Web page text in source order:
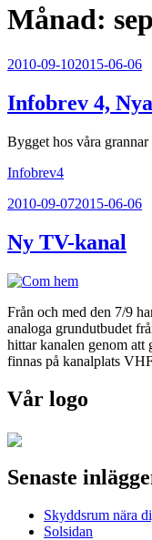
Månad:
Publicerat
2010-09-102015-06-06
Infobrev 4,
Bygget hos våra
Infobrev4
Publicerat
2010-09-072015-06-06
Ny TV-kanal
Från och med den 7/9
analoga grundutbudet
hittar kanalen genom
finnas på kanalplats
Vår logo
Senaste
Skyddsrum nära
Solsidan